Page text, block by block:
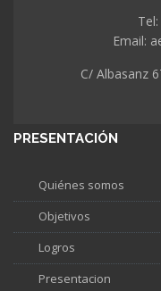
Email:
C/ Albasanz
PRESENTACIÓN
Quiénes somos
Objetivos
Logros
Presentacion